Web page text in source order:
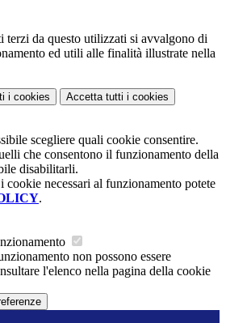
terzi da questo utilizzati si avvalgono di
ed utili alle finalità illustrate nella
i cookies Accetta tutti i cookies
scegliere quali cookie consentire.
che consentono il funzionamento della
disabilitarli.
cookie necessari al funzionamento potete
.
non possono essere
l'elenco nella pagina della cookie